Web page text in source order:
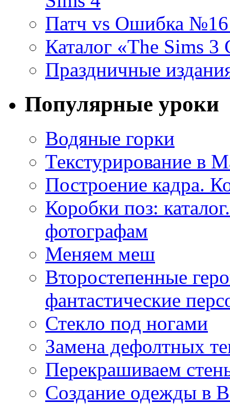
Патч vs Ошибка №16
Каталог «The Sims
Праздничные
Популярные уроки
Водяные горки
Текстурирование в
Построение кадра.
Коробки поз:
фотографам
Меняем меш
Второстепенные
фантастические
Стекло под ногами
Замена дефолтных
Перекрашиваем
Создание одежды в